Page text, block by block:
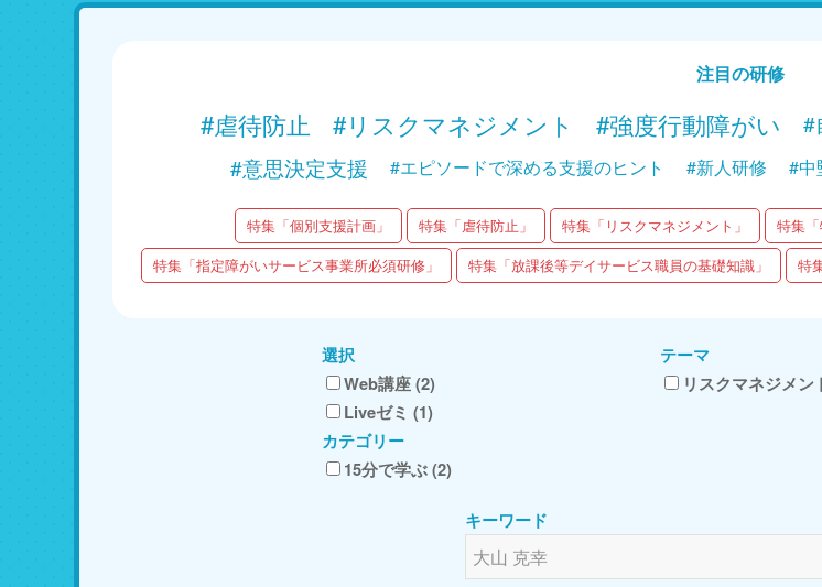
注目の研修
#虐待防止 #リスクマネジメント #強度行動障がい #
#意思決定支援
#エピソードで深める支援のヒント #新人研修 #中
特集「個別支援計画」 特集「虐待防止」 特集「リスクマネジメント」 特集
特集「指定障がいサービス事業所必須研修」
特集「放課後等デイサービス職員の基礎知識」 特
選択
Web講座 (2)
Liveゼミ (1)
カテゴリー
15分で学ぶ (2)
テーマ
リスクマネジメン
キーワード